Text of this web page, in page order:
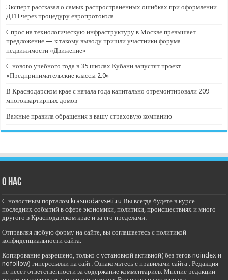
Эксперт рассказал о самых распространенных ошибках при оформлении
ДТП через процедуру европротокола
Спрос на технологическую инфраструктуру в Москве превышает
предложение — к такому выводу пришли участники форума
недвижимости «Движение»
С нового учебного года в 35 школах Кубани запустят проект
«Предпринимательские классы 2.0»
В Краснодарском крае с начала года капитально отремонтировали 209
многоквартирных домов
Важные правила обращения в вашу страховую компанию
О нас
С новостным порталом krasnodarvseti.ru Вы всегда будете в курсе
последних событий в сфере экономики, политики, происшествиях и много
другого в Краснодарском крае и за его пределами.
Отправляя любую форму на сайте, вы соглашаетесь с политикой
конфиденциальности сайта.
Копирование разрешено, только с установкой активной( без тегов noindex и
nofollow) гиперссылки на сайт. Ознакомьтесь с правилами сайта . Редакция
не несет ответственности за содержание комментариев. Мнение редакции